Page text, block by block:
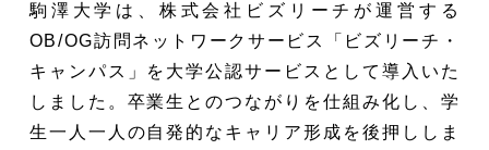
駒澤大学は、株式会社ビズリーチが運営する
OB/OG訪問ネットワークサービス「ビズリーチ・
キャンパス」を大学公認サービスとして導入いた
しました。卒業生とのつながりを仕組み化し、学
生一人一人の自発的なキャリア形成を後押ししま